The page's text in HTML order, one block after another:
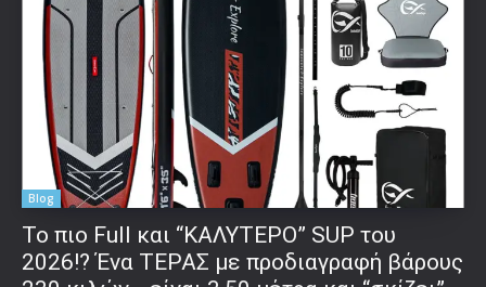
Blog
To πιο Full και “ΚΑΛΥΤΕΡΟ” SUP του
2026!? Ένα ΤΕΡΑΣ με προδιαγραφή βάρους